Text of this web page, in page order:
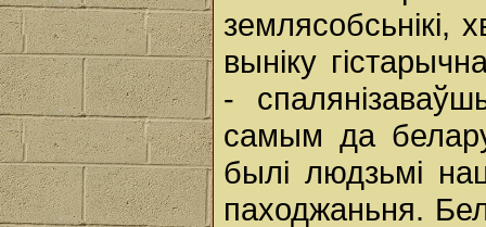
выніку
-
самым да
былі людзьмі
паходжаньня.